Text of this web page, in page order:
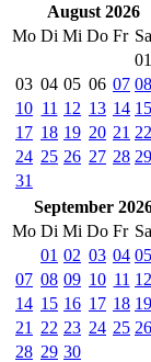
August 2026
Mo Di Mi Do Fr Sa
01
03 04 05 06 07 08
10 11 12 13 14 15
17 18 19 20 21 22
24 25 26 27 28 29
31
September
Mo Di Mi Do Fr Sa
01 02 03 04 05
07 08 09 10 11 12
14 15 16 17 18 19
21
22 23 24 25 26
28 29 30